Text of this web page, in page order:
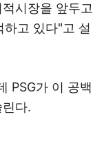
시장을 앞두고
고 있다"고 설
PSG가 이 공백
다.